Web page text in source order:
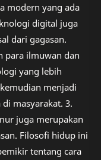
modern yang ada
digital juga
dari gagasan.
para ilmuwan dan
yang lebih
menjadi
masyarakat. 3.
juga merupakan
Filosofi hidup ini
tentang cara